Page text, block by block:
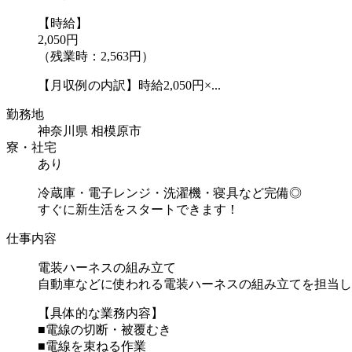
【時給】
2,050円
（残業時：2,563円）
【月収例の内訳】時給2,050円×...
勤務地
神奈川県 相模原市
寮・社宅
あり
冷蔵庫・電子レンジ・洗濯機・寝具など完備◎
すぐに新生活をスタートできます！
仕事内容
電装ハーネスの組み立て
自動車などに使われる電装ハーネスの組み立てを担当
【具体的な業務内容】
■電線の切断・被覆むき
■電線を束ねる作業